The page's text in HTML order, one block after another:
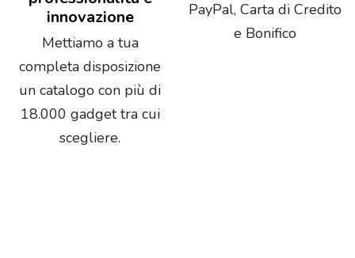
innovazione
Mettiamo a tua
completa disposizione
un catalogo con più di
18.000 gadget tra cui
scegliere.
PayPal, Carta di Credito
e Bonifico